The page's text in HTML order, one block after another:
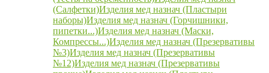
(Салфетки)Изделия мед назнач (Пластыри
наборы)Изделия мед назнач (Горчишники,
пипетки...)Изделия мед назнач (Маски,
Компрессы...)Изделия мед назнач (Презервативы
№3)Изделия мед назнач (Презервативы
№12)Изделия мед назнач (Презервативы